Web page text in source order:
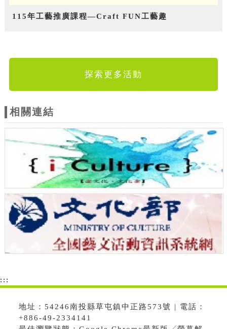
115年工藝推廣課程—Craft FUN工藝趣
探索更多活動
相關連結
:::
地址：54246南投縣草屯鎮中正路573號 | 電話：
+886-49-2334141